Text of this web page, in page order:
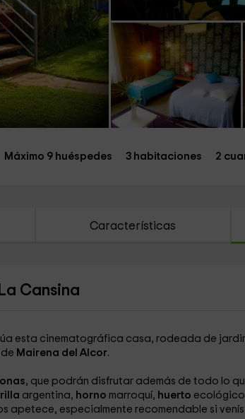
Máximo 9 huéspedes 3 habitaciones 2
Características
Cansina
esta cinematográfica casa, rodeada de
Mairena del Alcor.
, que podrán disfrutar además de todo lo
argentina, horno marroquí, huerto ecológico
apetece, especialmente recomendable si venís